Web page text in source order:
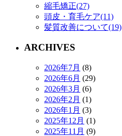
縮毛矯正(27)
頭皮・育毛ケア(11)
髪質改善について(19)
ARCHIVES
2026年7月 (8)
2026年6月 (29)
2026年3月 (6)
2026年2月 (1)
2026年1月 (3)
2025年12月 (1)
2025年11月 (9)